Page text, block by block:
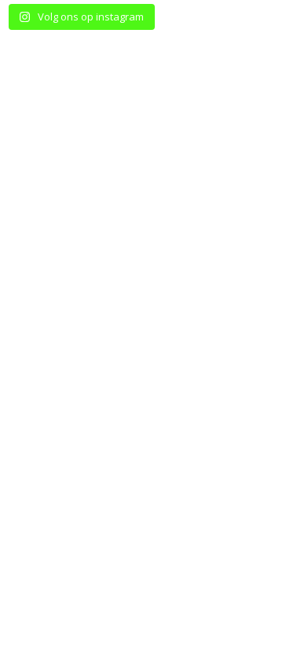
Volg ons op instagram